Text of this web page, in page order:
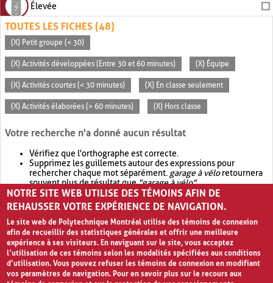
Élevée
TOUTES LES FICHES (48)
(X) Petit groupe (< 30)
(X) Activités développées (Entre 30 et 60 minutes) (X) Équipe
(X) Activités courtes (< 30 minutes) (X) En classe seulement
(X) Activités élaborées (> 60 minutes) (X) Hors classe
Votre recherche n'a donné aucun résultat
Vérifiez que l'orthographe est correcte.
Supprimez les guillemets autour des expressions pour
rechercher chaque mot séparément. garage à véloretournera
souvent plus de résultat que"garage à vélo".
Envisagez d'élargir votre recherche avec OR.garage OR vélo
retournera souvent plus de résultat quegarage à vélo
NOTRE SITE WEB UTILISE DES TÉMOINS AFIN DE
REHAUSSER VOTRE EXPÉRIENCE DE NAVIGATION.
Le site web de Polytechnique Montréal utilise des témoins de connexion
afin de recueillir des statistiques générales et offrir une meilleure
expérience à ses visiteurs. En naviguant sur le site, vous acceptez
l’utilisation de ces témoins selon les modalités spécifiées aux conditions
d’utilisation. Vous pouvez refuser les témoins de connexion en modifiant
vos paramètres de navigation. Pour en savoir plus sur le recours aux